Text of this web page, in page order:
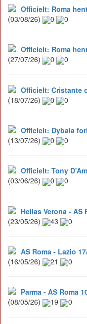
Officielt: Roma
(03/08/26)
0 0
Officielt: Roma
(27/07/26)
0 0
Officielt: Cristante
(18/07/26)
0 0
Officielt: Dybala
(13/07/26)
0 0
Officielt: Tony
(03/06/26)
0 0
Hellas Verona - AS
(23/05/26)
43 0
AS Roma - Lazio
(16/05/26)
21 0
Parma - AS Roma
(08/05/26)
19 0